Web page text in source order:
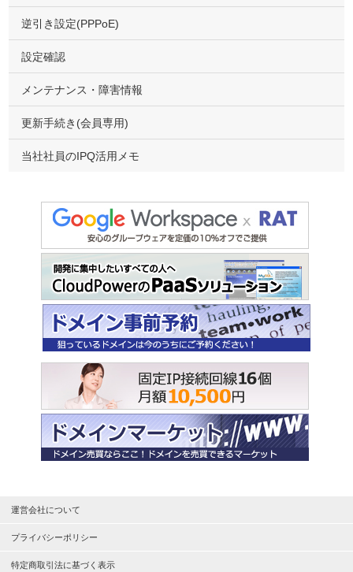
逆引き設定(PPPoE)
設定確認
メンテナンス・障害情報
更新手続き(会員専用)
当社社員のIPQ活用メモ
運営会社について
プライバシーポリシー
特定商取引法に基づく表示